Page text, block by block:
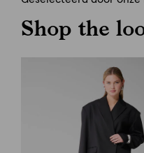
Shop the